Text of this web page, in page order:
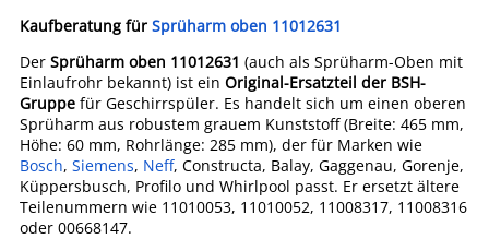
Kaufberatung für Sprüharm oben 11012631
Der Sprüharm oben 11012631 (auch als Sprüharm-Oben mit
Einlaufrohr bekannt) ist ein Original-Ersatzteil der BSH-
Gruppe für Geschirrspüler. Es handelt sich um einen oberen
Sprüharm aus robustem grauem Kunststoff (Breite: 465 mm,
Höhe: 60 mm, Rohrlänge: 285 mm), der für Marken wie
Bosch, Siemens, Neff, Constructa, Balay, Gaggenau, Gorenje,
Küppersbusch, Profilo und Whirlpool passt. Er ersetzt ältere
Teilenummern wie 11010053, 11010052, 11008317, 11008316
oder 00668147.